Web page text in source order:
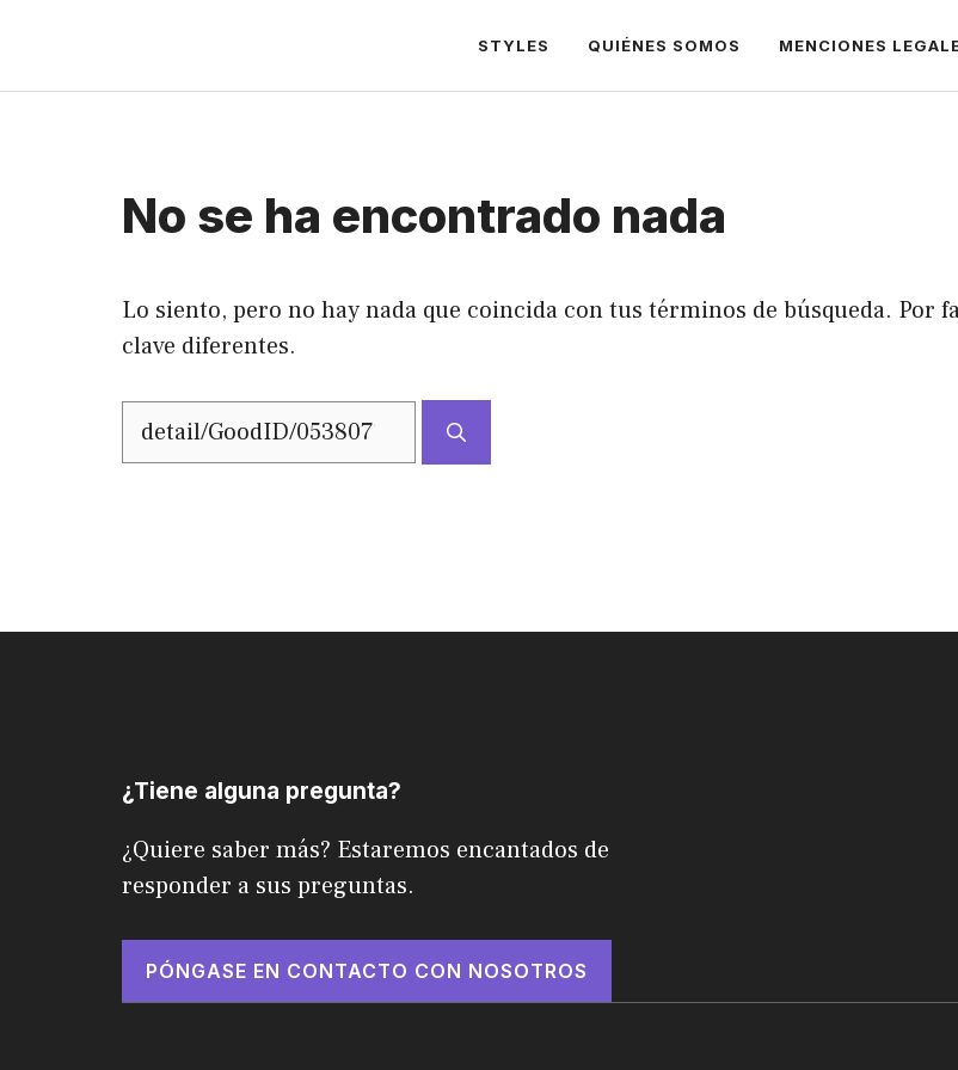
contenido
STYLES QUIÉNES SOMOS MENCIONES
No se ha encontrado nada
Lo siento, pero no hay nada que coincida con tus términos de búsqueda. Por
clave diferentes.
Buscar:
¿Tiene alguna pregunta?
¿Quiere saber más? Estaremos encantados de
responder a sus preguntas.
PÓNGASE EN CONTACTO CON NOSOTROS